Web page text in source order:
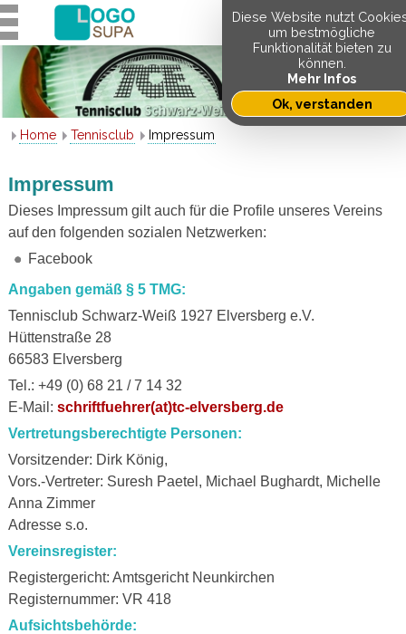
Home Tennisclub Impressum
Impressum
Dieses Impressum gilt auch für die Profile unseres Vereins
auf den folgenden sozialen Netzwerken:
Facebook
Angaben gemäß § 5 TMG:
Tennisclub Schwarz-Weiß 1927 Elversberg e.V.
Hüttenstraße 28
66583 Elversberg
Tel.: +49 (0) 68 21 / 7 14 32
E-Mail: schriftfuehrer(at)tc-elversberg.de
Vertretungsberechtigte Personen:
Vorsitzender: Dirk König,
Vors.-Vertreter: Suresh Paetel, Michael Bughardt, Michelle
Anna Zimmer
Adresse s.o.
Vereinsregister:
Registergericht: Amtsgericht Neunkirchen
Registernummer: VR 418
Aufsichtsbehörde:
Diese Website nutzt
um bestmögliche
Funktionalität bieten zu
können.
Mehr Infos
Ok, verstanden